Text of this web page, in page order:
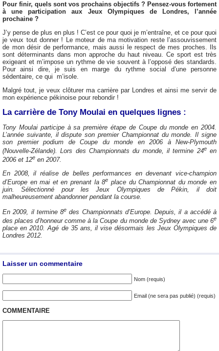
Pour finir, quels sont vos prochains objectifs ? Pensez-vous fortement
à une participation aux Jeux Olympiques de Londres, l’année
prochaine ?
J’y pense de plus en plus ! C’est ce pour quoi je m’entraîne, et ce pour quoi
je veux tout donner ! Le moteur de ma motivation reste l’assouvissement
de mon désir de performance, mais aussi le respect de mes proches. Ils
sont déterminants dans mon approche du haut niveau. Ce sport est très
exigeant et m’impose un rythme de vie souvent à l’opposé des standards.
Pour ainsi dire, je suis en marge du rythme social d’une personne
sédentaire, ce qui m’isole.
Malgré tout, je veux clôturer ma carrière par Londres et ainsi me servir de
mon expérience pékinoise pour rebondir !
La carrière de Tony Moulai en quelques lignes :
Tony Moulai participe à sa première étape de Coupe du monde en 2004.
L’année suivante, il dispute son premier Championnat du monde. Il signe
son premier podium de Coupe du monde en 2006 à New-Plymouth
(Nouvelle-Zélande). Lors des Championnats du monde, il termine 24een
2006 et 12e en 2007.
En 2008, il réalise de belles performances en devenant vice-champion
d’Europe en mai et en prenant la 8e place du Championnat du monde en
juin. Sélectionné pour les Jeux Olympiques de Pékin, il doit
malheureusement abandonner pendant la course.
En 2009, il termine 8e des Championnats d’Europe. Depuis, il a accédé à
des places d’honneur comme à la Coupe du monde de Sydney avec une 6e
place en 2010. Agé de 35 ans, il vise désormais les Jeux Olympiques de
Londres 2012.
Laisser un commentaire
Nom (requis)
Email (ne sera pas publié) (requis)
COMMENTAIRE